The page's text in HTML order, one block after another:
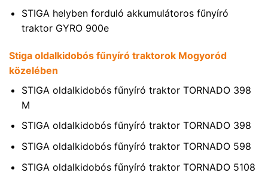
STIGA helyben forduló akkumulátoros fűnyíró
traktor GYRO 900e
Stiga oldalkidobós fűnyíró traktorok Mogyoród
közelében
STIGA oldalkidobós fűnyíró traktor TORNADO 398
M
STIGA oldalkidobós fűnyíró traktor TORNADO 398
STIGA oldalkidobós fűnyíró traktor TORNADO 598
STIGA oldalkidobós fűnyíró traktor TORNADO 5108